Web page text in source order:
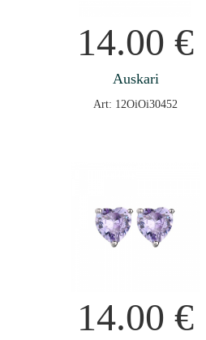
14.00€
Auskari
Art: 12OiOi30452
14.00€